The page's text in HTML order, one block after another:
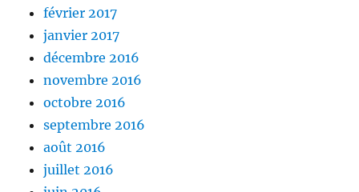
février 2017
janvier 2017
décembre 2016
novembre 2016
octobre 2016
septembre 2016
août 2016
juillet 2016